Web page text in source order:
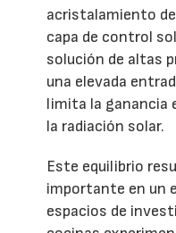
acristalamiento
capa de control
solución de altas
una elevada
limita la ganancia
la radiación solar.
Este equilibrio
importante en un
espacios de